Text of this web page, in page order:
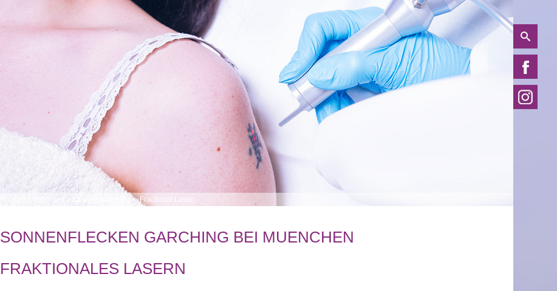
Leistungen >Fractional Laser
SONNENFLECKEN GARCHING BEI MUENCHEN
FRAKTIONALES LASERN